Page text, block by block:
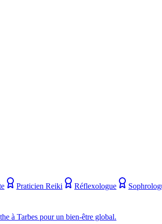
Praticien Reiki Réflexologue
à Tarbes pour un bien-être global.